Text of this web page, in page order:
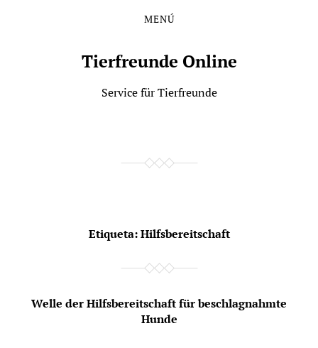
MENÚ
Tierfreunde Online
Service für Tierfreunde
Etiqueta:Hilfsbereitschaft
Welle der Hilfsbereitschaft für beschlagnahmte
Hunde